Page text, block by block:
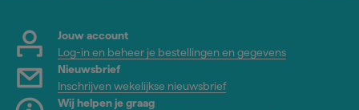
Jouw account
Log-in en beheer je bestellingen en gegevens
Nieuwsbrief
Inschrijven wekelijkse nieuwsbrief
Wij helpen je graag